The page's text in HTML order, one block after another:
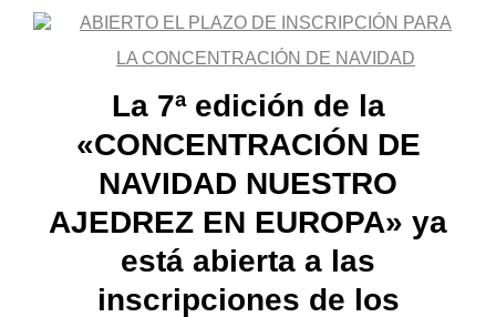
ABIERTO EL PLAZO DE INSCRIPCIÓN PARA
LA CONCENTRACIÓN DE NAVIDAD
La 7ª edición de la
«CONCENTRACIÓN DE
NAVIDAD NUESTRO
AJEDREZ EN EUROPA» ya
está abierta a las
inscripciones de los